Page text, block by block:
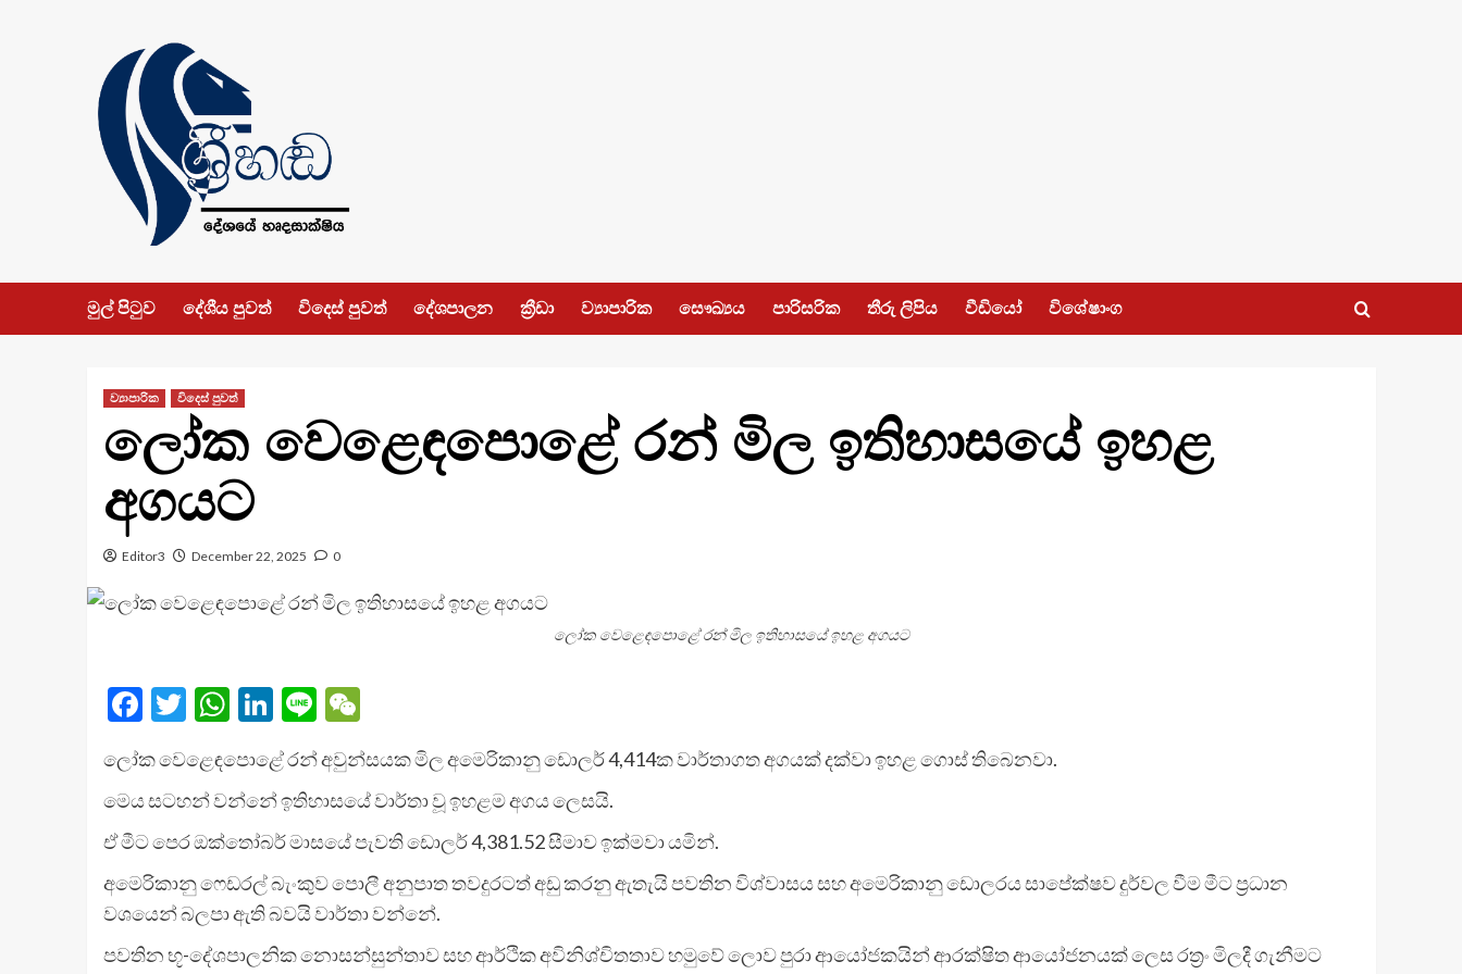
මුල් පිටුව දේශීය පුවත් විදෙස් පුවත් දේශපාලන ක්‍රීඩා ව්‍යාපාරික සෞඛ්‍යය පාරිසරික තීරු ලිපිය වීඩියෝ විශේෂාංග
ව්‍යාපාරික විදෙස් පුවත්
ලෝක වෙළෙඳපොළේ රන් මිල ඉතිහාසයේ ඉහළ
අගයට
Editor3 December 22, 2025 0
ලෝක වෙළෙඳපොළේ රන් මිල ඉතිහාසයේ ඉහළ අගයට
Facebook
Twitter
WhatsApp
LinkedIn
LineWeChat
ලෝක වෙළෙඳපොළේ රන් අවුන්සයක මිල අමෙරිකානු ඩොලර් 4,414ක වාර්තාගත අගයක් දක්වා ඉහළ ගොස් තිබෙනවා.
මෙය සටහන් වන්නේ ඉතිහාසයේ වාර්තා වූ ඉහළම අගය ලෙසයි.
ඒ මීට පෙර ඔක්තෝබර් මාසයේ පැවති ඩොලර් 4,381.52 සීමාව ඉක්මවා යමින්.
අමෙරිකානු ෆෙඩරල් බැංකුව පොලී අනුපාත තවදුරටත් අඩු කරනු ඇතැයි පවතින විශ්වාසය සහ අමෙරිකානු ඩොලරය සාපේක්ෂව දුර්වල වීම මීට ප්‍රධාන
වශයෙන් බලපා ඇති බවයි වාර්තා වන්නේ.
පවතින භූ-දේශපාලනික නොසන්සුන්තාව සහ ආර්ථික අවිනිශ්චිතතාව හමුවේ ලොව පුරා ආයෝජකයින් ආරක්ෂිත ආයෝජනයක් ලෙස රත්‍රං මිලදී ගැනීමට